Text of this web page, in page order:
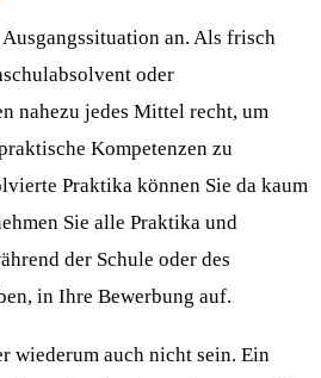
an. Als frisch
oder
nahezu jedes Mittel recht, um
Kompetenzen zu
Praktika können Sie da kaum
Sie alle Praktika und
der Schule oder des
in Ihre Bewerbung auf.
wiederum auch nicht sein. Ein